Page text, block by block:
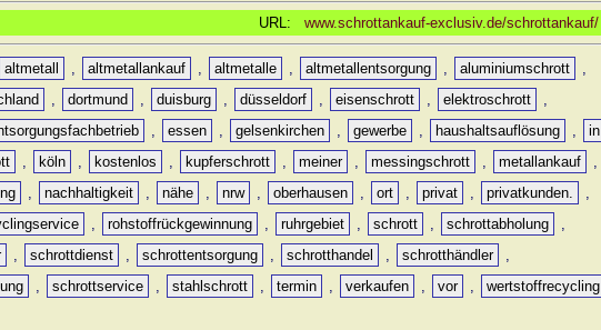
URL: www.schrottankauf-exclusiv.de/schrottankauf/
altmetall , altmetallankauf , altmetalle , altmetallentsorgung , aluminiumschrott
,
, dortmund , duisburg , düsseldorf , eisenschrott , elektroschrott
,
, essen , gelsenkirchen , gewerbe , haushaltsauflösung ,
in
, köln , kostenlos , kupferschrott , meiner , messingschrott , metallankauf
,
, nachhaltigkeit , nähe , nrw , oberhausen , ort , privat , privatkunden.
,
, rohstoffrückgewinnung , ruhrgebiet , schrott , schrottabholung
,
, schrottdienst , schrottentsorgung , schrotthandel , schrotthändler
,
, schrottservice , stahlschrott , termin , verkaufen , vor ,
wertstoffrecycling